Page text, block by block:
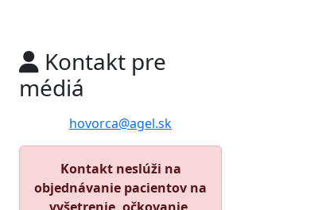
Kontakt pre
médiá
hovorca@agel.sk
Kontakt neslúži na
objednávanie pacientov na